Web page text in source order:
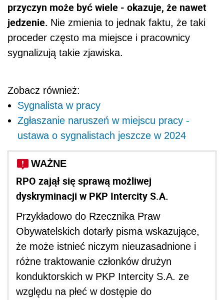
przyczyn może być wiele - okazuje, że nawet
jedzenie. Nie zmienia to jednak faktu, że taki
proceder często ma miejsce i pracownicy
sygnalizują takie zjawiska.
Zobacz również:
Sygnalista w pracy
Zgłaszanie naruszeń w miejscu pracy -
ustawa o sygnalistach jeszcze w 2024
WAŻNE
RPO zajął się sprawą możliwej
dyskryminacji w PKP Intercity S.A.
Przykładowo do Rzecznika Praw
Obywatelskich dotarły pisma wskazujące,
że może istnieć niczym nieuzasadnione i
różne traktowanie członków drużyn
konduktorskich w PKP Intercity S.A. ze
względu na płeć w dostępie do